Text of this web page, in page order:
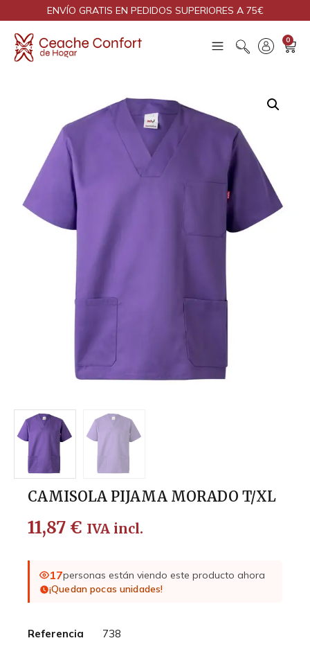
ENVÍO GRATIS EN PEDIDOS SUPERIORES A 75€
0
CAMISOLA PIJAMA MORADO T/XL
11,87 € IVA incl.
17personas están viendo este producto ahora
¡Quedan pocas unidades!
Referencia
738